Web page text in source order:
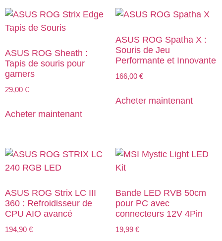
ASUS ROG Sheath :
Tapis de souris pour
gamers
29,00 €
Acheter maintenant
ASUS ROG Spatha X :
Souris de Jeu
Performante et Innovante
166,00 €
Acheter maintenant
ASUS ROG Strix LC III
360 : Refroidisseur de
CPU AIO avancé
194,90 €
Bande LED RVB 50cm
pour PC avec
connecteurs 12V 4Pin
19,99 €